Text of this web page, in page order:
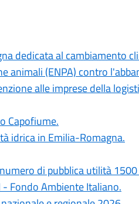
dedicata al cambiamento
animali (ENPA) contro
alle imprese della
Capofiume.
idrica in Emilia-Romagna.
di pubblica utilità
Fondo Ambiente Italiano.